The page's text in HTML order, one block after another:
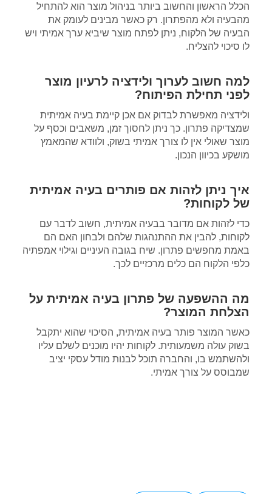
הכלל הראשון והחשוב ביותר בניהול מוצר הוא להתחיל
מהבעיה ולא מהפתרון. רק כאשר מבינים לעומק את
הבעיה של הלקוח, ניתן לפתח מוצר שיביא ערך אמיתי ויש
לו סיכוי להצליח.
למה חשוב לערוך ולידציה לרעיון מוצר
לפני תחילת הפיתוח?
ולידציה מאפשרת לבדוק אם אכן קיימת בעיה אמיתית
שמצדיקה פתרון. כך ניתן לחסוך זמן, משאבים וכסף על
מוצר שאולי אין לו צורך אמיתי בשוק, ולוודא שהמאמץ
מושקע בכיוון הנכון.
איך ניתן לזהות אם פותרים בעיה אמיתית
של לקוחות?
כדי לזהות אם מדובר בבעיה אמיתית, חשוב לדבר עם
לקוחות, להבין את ההתנהגות שלהם ולבחון האם הם
באמת מחפשים פתרון. שיח בגובה העיניים וגילוי אמפתיה
כלפי הלקוח הם כלים מרכזיים לכך.
מה ההשפעה של פתרון בעיה אמיתית על
הצלחת המוצר?
כאשר המוצר פותר בעיה אמיתית, הסיכוי שהוא יתקבל
בשוק עולה משמעותית. לקוחות יהיו מוכנים לשלם עליו
ולהשתמש בו, והחברה תוכל לבנות מודל עסקי יציב
שמבוסס על צורך אמיתי.